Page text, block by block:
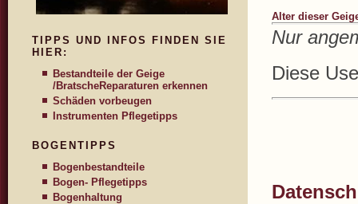
Alter dieser
Nur
Diese
TIPPS UND INFOS FINDEN SIE
HIER:
Bestandteile der Geige
/BratscheReparaturen erkennen
Schäden vorbeugen
Instrumenten Pflegetipps
BOGENTIPPS
Bogenbestandteile
Bogen- Pflegetipps
Bogenhaltung